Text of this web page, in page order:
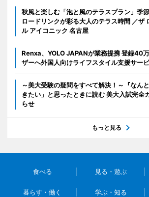
秋風と楽しむ「泡と風のテラスプラン」季
ロードリンクが彩る大人のテラス時間 ／ザ
ル アイコニック 名古屋
Renxa、YOLO JAPANが業務提携 登録40
ザーへ外国人向けライフスタイル支援サー
～美大受験の疑問をすべて解決！～『なん
きたい」と思ったときに読む 美大入試完全
らせ
もっと見る
食べる 見る・遊ぶ
暮らす・働く 学ぶ・知る